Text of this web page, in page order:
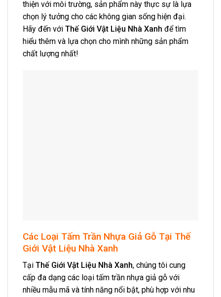
thiện với môi trường, sản phẩm này thực sự là lựa
chọn lý tưởng cho các không gian sống hiện đại.
Hãy đến với Thế Giới Vật Liệu Nhà Xanh để tìm
hiểu thêm và lựa chọn cho mình những sản phẩm
chất lượng nhất!
Các Loại Tấm Trần Nhựa Giả Gỗ Tại Thế
Giới Vật Liệu Nhà Xanh
Tại Thế Giới Vật Liệu Nhà Xanh, chúng tôi cung
cấp đa dạng các loại tấm trần nhựa giả gỗ với
nhiều mẫu mã và tính năng nổi bật, phù hợp với nhu